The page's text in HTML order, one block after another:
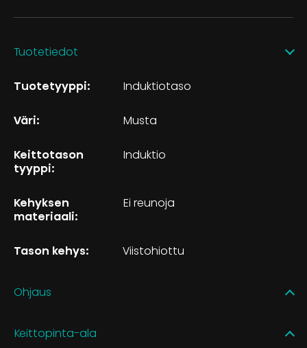
Tuotetiedot
Tuotetyyppi: Induktiotaso
Väri: Musta
Keittotason
tyyppi:
Induktio
Kehyksen
materiaali:
Ei reunoja
Tason kehys: Viistohiottu
Ohjaus
Keittopinta-ala